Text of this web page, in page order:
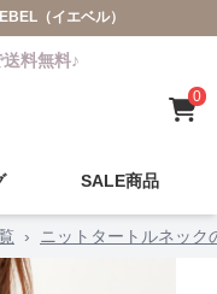
（イエベル）
料無料♪
0
SALE商品
› ニットタートルネック